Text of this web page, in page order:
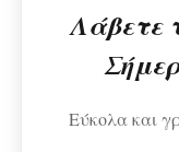
Λάβετε
Εύκολα και